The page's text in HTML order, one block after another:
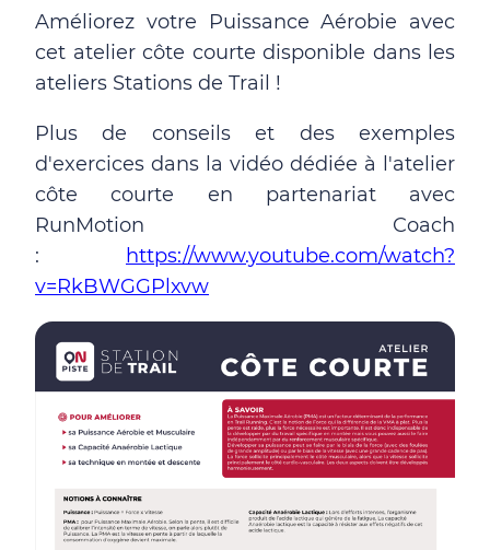
Améliorez votre Puissance Aérobie avec
cet atelier côte courte disponible dans les
ateliers Stations de Trail !
Plus de conseils et des exemples
d'exercices dans la vidéo dédiée à l'atelier
côte courte en partenariat avec
RunMotion Coach
:
https://www.youtube.com/watch?
v=RkBWGGPlxvw